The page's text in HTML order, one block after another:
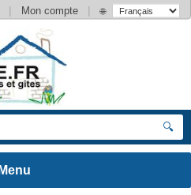
| Mon compte | 🌐
🔍